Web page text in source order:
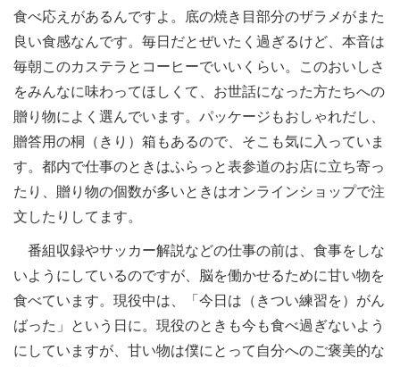
食べ応えがあるんですよ。底の焼き目部分のザラメがまた
良い食感なんです。毎日だとぜいたく過ぎるけど、本音は
毎朝このカステラとコーヒーでいいくらい。このおいしさ
をみんなに味わってほしくて、お世話になった方たちへの
贈り物によく選んでいます。パッケージもおしゃれだし、
贈答用の桐（きり）箱もあるので、そこも気に入っていま
す。都内で仕事のときはふらっと表参道のお店に立ち寄っ
たり、贈り物の個数が多いときはオンラインショップで注
文したりしてます。
番組収録やサッカー解説などの仕事の前は、食事をしな
いようにしているのですが、脳を働かせるために甘い物を
食べています。現役中は、「今日は（きつい練習を）がん
ばった」という日に。現役のときも今も食べ過ぎないよう
にしていますが、甘い物は僕にとって自分へのご褒美的な